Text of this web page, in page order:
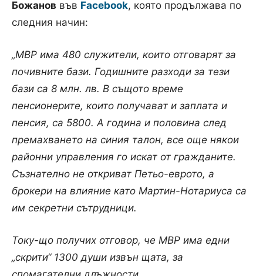
Божанов във Facebook, която продължава по
следния начин:
„МВР има 480 служители, които отговарят за
почивните бази. Годишните разходи за тези
бази са 8 млн. лв. В същото време
пенсионерите, които получават и заплата и
пенсия, са 5800. А година и половина след
премахването на синия талон, все още някои
районни управления го искат от гражданите.
Съзнателно не откриват Петьо-еврото, а
брокери на влияние като Мартин-Нотариуса са
им секретни сътрудници.
Току-що получих отговор, че МВР има едни
„скрити“ 1300 души извън щата, за